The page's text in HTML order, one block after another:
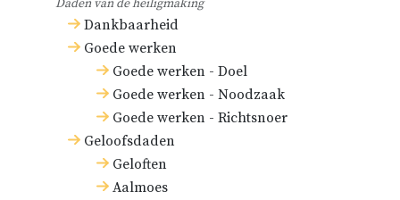
Dankbaarheid
Goede werken
Goede werken - Doel
Goede werken - Noodzaak
Goede werken - Richtsnoer
Geloofsdaden
Geloften
Aalmoes